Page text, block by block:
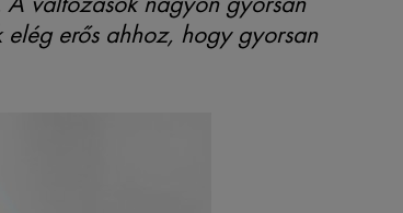
elég erős ahhoz, hogy gyorsan